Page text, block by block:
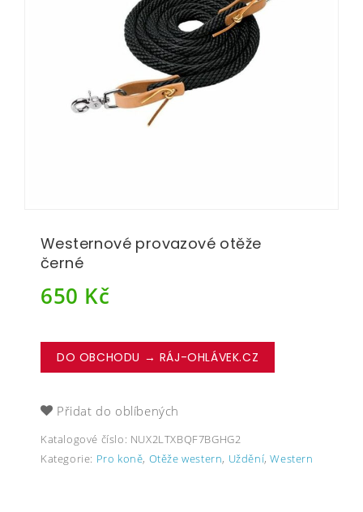
Westernové provazové otěže
černé
650 Kč
DO OBCHODU → RÁJ-OHLÁVEK.CZ
Přidat do oblíbených
Katalogové číslo: NUX2LTXBQF7BGHG2
Kategorie: Pro koně, Otěže western, Uždění,Western